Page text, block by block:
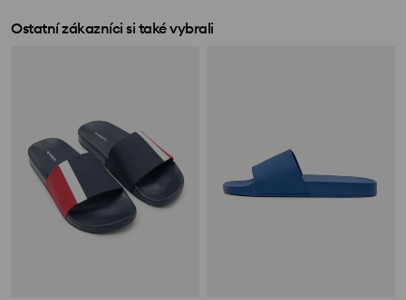
Ostatní zákazníci si také vybrali